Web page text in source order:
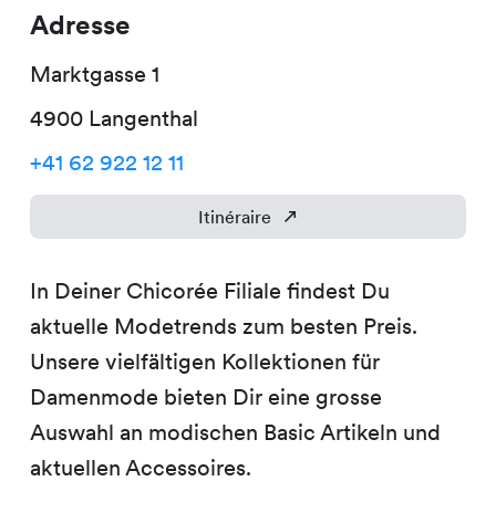
Adresse
Marktgasse 1
4900 Langenthal
+41 62 922 12 11
Itinéraire
In Deiner Chicorée Filiale findest Du
aktuelle Modetrends zum besten Preis.
Unsere vielfältigen Kollektionen für
Damenmode bieten Dir eine grosse
Auswahl an modischen Basic Artikeln und
aktuellen Accessoires.